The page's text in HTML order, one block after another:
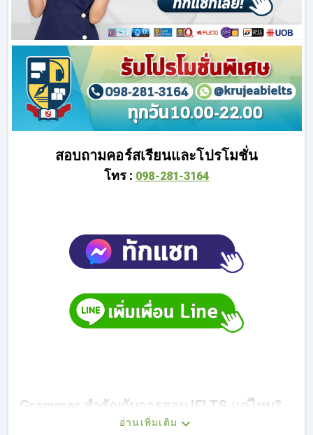
สอบถามคอร์สเรียนและโปรโมชั่น
โทร : 098-281-3164
Grammar สำคัญกับการสอบ IELTS แค่ไหน?
การสอบ IELTS ทั้ง 4 ทักษะ นั้นต้องมีพื้นฐาน Grammar การใช้
อ่านเพิ่มเติม